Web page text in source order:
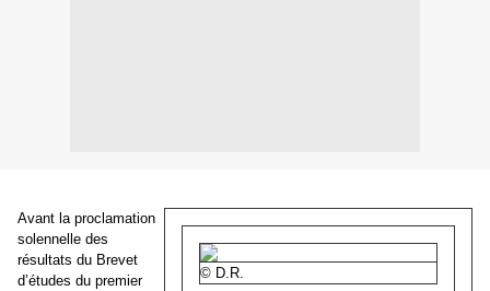
© D.R.
Avant la proclamation
solennelle des
résultats du Brevet
d’études du premier